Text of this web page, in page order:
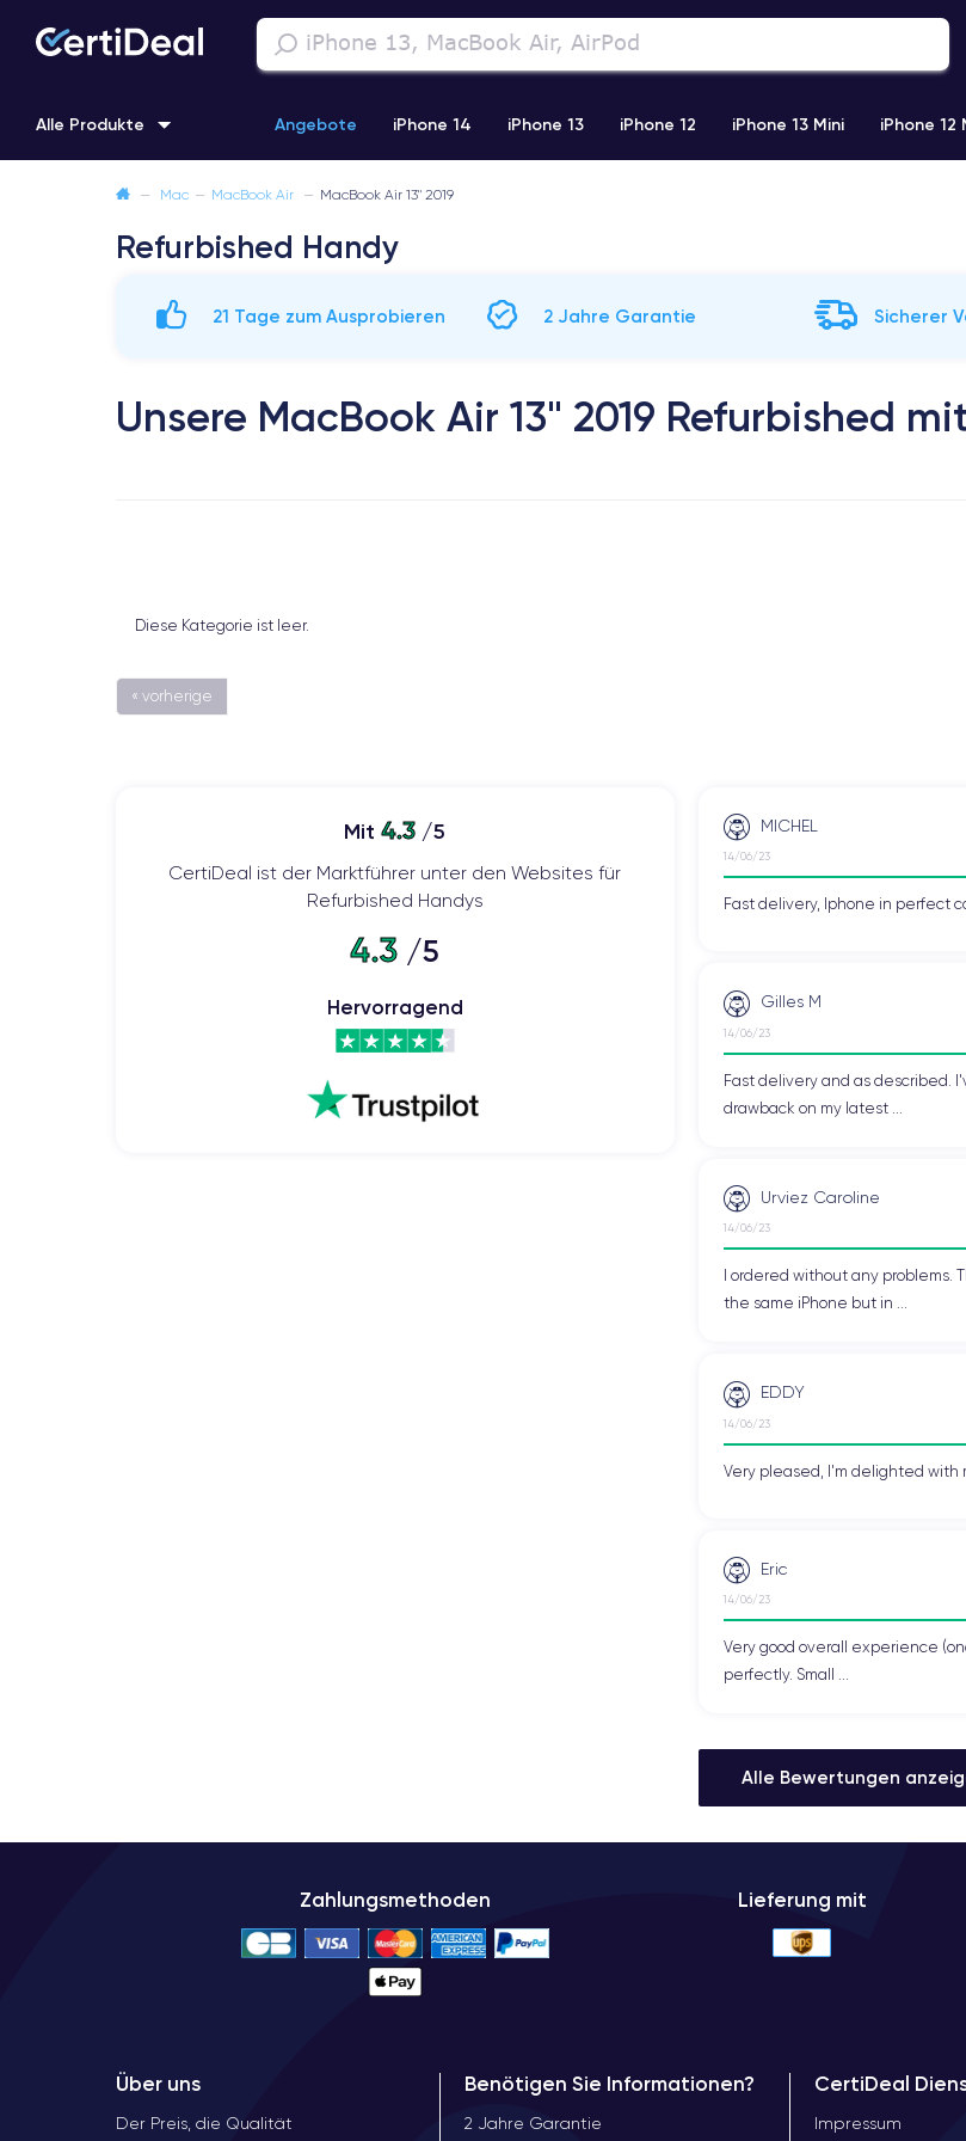
Alle Produkte Angebote iPhone 14 iPhone 13 iPhone 12 iPhone 13 Mini iPhone 12
iPhone 12 Pro iPhone XR iPhone SE 2 (2020)
— Mac — MacBook Air — MacBook Air 13" 2019
Refurbished Handy
21 Tage zum Ausprobieren 2 Jahre Garantie Sicherer
Unsere MacBook Air 13" 2019 Refurbished
Diese Kategorie ist leer.
« vorherige
Mit4.3 /5
CertiDeal ist der Marktführer unter den Websites für
Refurbished Handys
4.3 /5
Hervorragend
MICHEL
14/06/23
Fast delivery, Iphone in perfect
Gilles M
14/06/23
Fast delivery and as described.
drawback on my latest ...
Urviez Caroline
14/06/23
I ordered without any problems.
the same iPhone but in ...
EDDY
14/06/23
Very pleased, I'm delighted with
Eric
14/06/23
Very good overall experience
perfectly. Small ...
Alle Bewertungen
Zahlungsmethoden Lieferung mit
Über uns
Der Preis, die Qualität
Benötigen Sie Informationen?
2 Jahre Garantie
CertiDeal
Impressum